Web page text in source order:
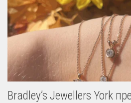
Bradley’s Jewellers York